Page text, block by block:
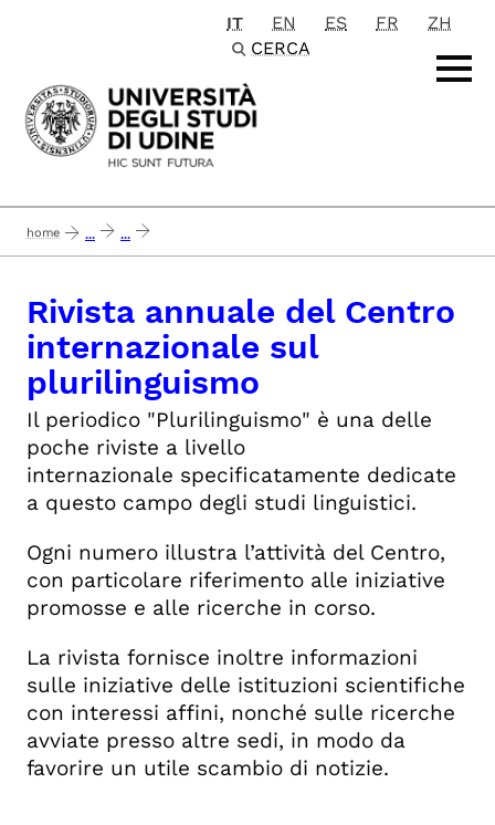
Passa al contenuto principale
IT EN ES FR
ZH
CERCA
home ... ...
Rivista annuale del Centro
internazionale sul
plurilinguismo
Il periodico "Plurilinguismo" è una delle
poche riviste a livello
internazionale specificatamente dedicate
a questo campo degli studi linguistici.
Ogni numero illustra l’attività del Centro,
con particolare riferimento alle iniziative
promosse e alle ricerche in corso.
La rivista fornisce inoltre informazioni
sulle iniziative delle istituzioni scientifiche
con interessi affini, nonché sulle ricerche
avviate presso altre sedi, in modo da
favorire un utile scambio di notizie.